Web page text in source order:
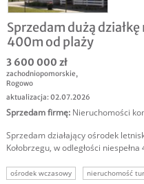
Sprzedam dużą
400m od plaży
3 600 000 zł
zachodniopomorskie,
Rogowo
aktualizacja: 02.07.2026
Sprzedam firmę: Nieruchomości
Sprzedam działający ośrodek
Kołobrzegu, w odległości
ośrodek wczasowy nieruchomość